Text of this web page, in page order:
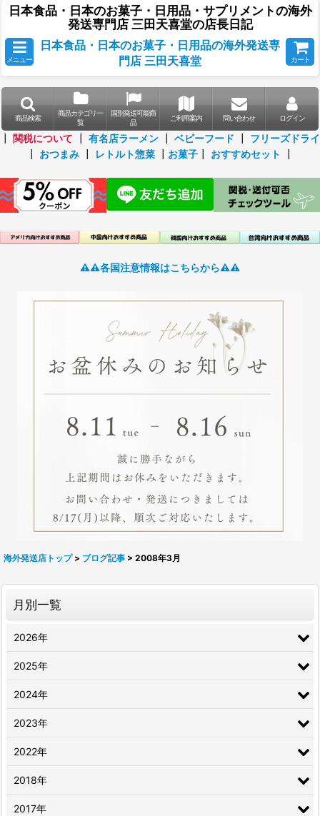
日本食品・日本のお菓子・日用品・サプリメントの海外
発送専門店 三田天喜堂の店長日記
メニュー
日本食品・日本のお菓子・日用品の海外発送専
門店 三田天喜堂
カート
商品検索
商品カテゴリ一
覧
国別発送可能商
品
ご利用案内 問い合わせ ログイン
関税について 有名店ラーメン ベビーフード
フリーズドライ
おつまみ レトルト惣菜 お菓子 おすすめセット
⚠️⚠️各国注意情報はこちらから⚠️⚠️
海外発送店トップ > ブログ記事 > 2008年3月
月別一覧
2026年
2025年
2024年
2023年
2022年
2018年
2017年